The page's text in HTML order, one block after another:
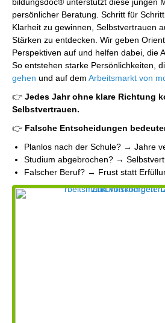
persönlicher Beratung. Schritt für
Klarheit zu gewinnen, Selbstvertrauen
Stärken zu entdecken. Wir geben
Perspektiven auf und helfen dabei, die
So entstehen starke Persönlichkeiten,
gehen und auf dem Arbeitsmarkt von
👉 Jedes Jahr ohne klare Richtung
Selbstvertrauen.
👉 Falsche Entscheidungen
Planlos nach der Schule? → Jahre
Studium abgebrochen? →
Falscher Beruf? → Frust statt